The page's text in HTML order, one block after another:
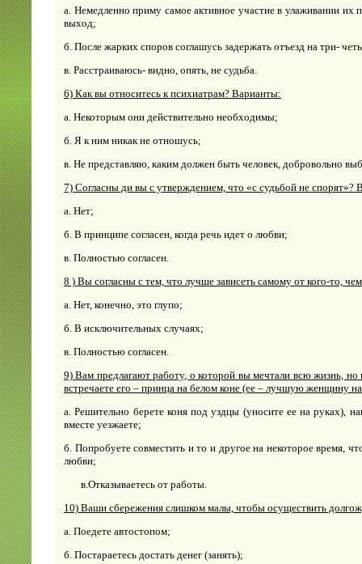
а. Немедленно приму самое активное участие в улаживании их
выход;
б. После жарких споров соглашусь задержать отъезд на три-
в. Расстраиваюсь- видно, опять, не судьба.
6) Как вы относитесь к психиатрам? Варианты:
а. Некоторым они действительно необходимы;
б. Я к ним никак не отношусь;
в. Не представляю, каким должен быть человек, добровольно
7) Согласны ди вы с утверждением, что «с судьбой не спорят»?
а. Нет;
б. В принципе согласен, когда речь идет о любви;
в. Полностью согласен.
8 ) Вы согласны с тем, что лучше зависеть самому от кого-то,
а. Нет, конечно, это глупо;
б. В исключительных случаях;
в. Полностью согласен.
9) Вам предлагают работу, о которой вы мечтали всю жизнь,
встречаете его – принца на белом коне (ее – лучшую женщину
а. Решительно берете коня под уздцы (уносите ее на руках),
вместе уезжаете;
б. Попробуете совместить и то и другое на некоторое время,
любви;
в.Отказываетесь от работы.
10) Ваши сбережения слишком малы, чтобы осуществить
a. Поедете автостопом;
б. Постараетесь достать денег (занять);